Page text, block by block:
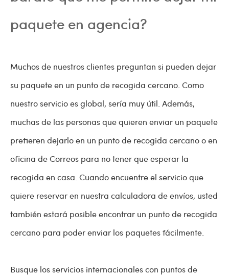
paquete en agencia?
Muchos de nuestros clientes preguntan si pueden dejar
su paquete en un punto de recogida cercano. Como
nuestro servicio es global, sería muy útil. Además,
muchas de las personas que quieren enviar un paquete
prefieren dejarlo en un punto de recogida cercano o en
oficina de Correos para no tener que esperar la
recogida en casa. Cuando encuentre el servicio que
quiere reservar en nuestra calculadora de envíos, usted
también estará posible encontrar un punto de recogida
cercano para poder enviar los paquetes fácilmente.
Busque los servicios internacionales con puntos de